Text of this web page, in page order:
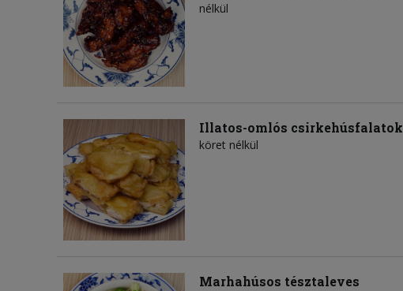
nélkül
Illatos-omlós csirkehúsfalatok
köret nélkül
Marhahúsos tésztaleves